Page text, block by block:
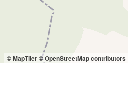
© MapTiler© OpenStreetMap contributors